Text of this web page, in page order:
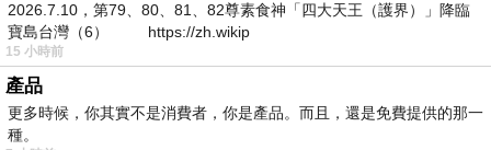
我笑著對她說，「你這門課的學費，真是加倍、
十倍的賺了回來。」
不但如此，她所寫的東西也因為導入邏輯元素，
變得有條理而清晰明朗許多...
2026.7.10，第79、80、81、82尊素食神「四大天王（護界）」降臨
寶島台灣（6） https://zh.wikip
15 小時前
產品
更多時候，你其實不是消費者，你是產品。而且，還是免費提供的那一
種。